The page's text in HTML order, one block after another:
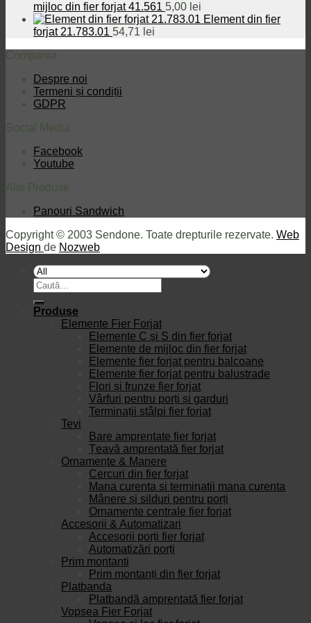
mijloc din fier forjat 41.561 5,00 lei
Element din fier
forjat 21.783.01 54,71 lei
Compania
Despre noi
Termeni și condiții
GDPR
Social Media
Facebook
Youtube
Alte Produse
Panouri Sandwich
Copyright © 2003 Sendone. Toate drepturile rezervate. Web
Design de Nozweb
Caută
după:
Produse
Elemente Fier Forjat
Elemente C și S din fier forjat
Elemente de mijloc din fier forjat
Elemente fier forjat pentru balcoane
Elemente fier forjat pentru balustrade
Flori și frunze fier forjat
Vârfuri pentru porți și garduri
Terminații stâlpi fier forjat
Tevi
Bare amprentate fier forjat
Țeavă amprentată fier forjat
Ornamente & Manere
Cercuri din fier forjat
Mana curenta si terminatii mana curenta
Mânere și silduri pentru porți
Ornamente centrale fier forjat
Accesorii & Automatizari
Accesorii porți fier forjat
Automatizări porți
Prim montanti
Prim montanți din fier forjat
Platbanda
Platbandă amprentată fier forjat
Vopsea Fier Forjat